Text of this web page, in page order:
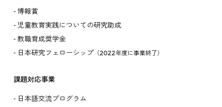
博報賞
児童教育実践についての研究助成
教職育成奨学金
日本研究フェローシップ（2022年度に事業終了）
課題対応事業
日本語交流プログラム